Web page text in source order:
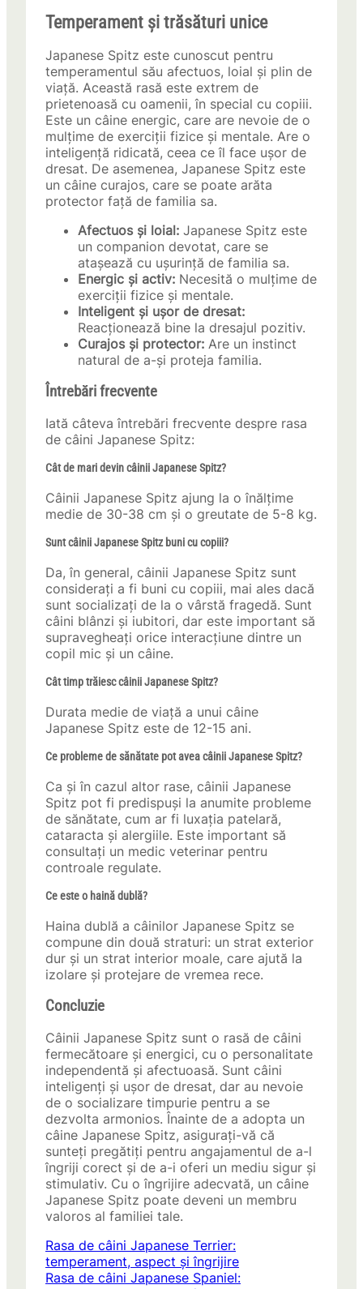
Temperament și trăsături unice
Japanese Spitz este cunoscut pentru
temperamentul său afectuos, loial și plin de
viață. Această rasă este extrem de
prietenoasă cu oamenii, în special cu copiii.
Este un câine energic, care are nevoie de o
mulțime de exerciții fizice și mentale. Are o
inteligență ridicată, ceea ce îl face ușor de
dresat. De asemenea, Japanese Spitz este
un câine curajos, care se poate arăta
protector față de familia sa.
Afectuos și loial: Japanese Spitz este
un companion devotat, care se
atașează cu ușurință de familia sa.
Energic și activ: Necesită o mulțime de
exerciții fizice și mentale.
Inteligent și ușor de dresat:
Reacționează bine la dresajul pozitiv.
Curajos și protector: Are un instinct
natural de a-și proteja familia.
Întrebări frecvente
Iată câteva întrebări frecvente despre rasa
de câini Japanese Spitz:
Cât de mari devin câinii Japanese Spitz?
Câinii Japanese Spitz ajung la o înălțime
medie de 30-38 cm și o greutate de 5-8 kg.
Sunt câinii Japanese Spitz buni cu copiii?
Da, în general, câinii Japanese Spitz sunt
considerați a fi buni cu copiii, mai ales dacă
sunt socializați de la o vârstă fragedă. Sunt
câini blânzi și iubitori, dar este important să
supravegheați orice interacțiune dintre un
copil mic și un câine.
Cât timp trăiesc câinii Japanese Spitz?
Durata medie de viață a unui câine
Japanese Spitz este de 12-15 ani.
Ce probleme de sănătate pot avea câinii Japanese Spitz?
Ca și în cazul altor rase, câinii Japanese
Spitz pot fi predispuși la anumite probleme
de sănătate, cum ar fi luxația patelară,
cataracta și alergiile. Este important să
consultați un medic veterinar pentru
controale regulate.
Ce este o haină dublă?
Haina dublă a câinilor Japanese Spitz se
compune din două straturi: un strat exterior
dur și un strat interior moale, care ajută la
izolare și protejare de vremea rece.
Concluzie
Câinii Japanese Spitz sunt o rasă de câini
fermecătoare și energici, cu o personalitate
independentă și afectuoasă. Sunt câini
inteligenți și ușor de dresat, dar au nevoie
de o socializare timpurie pentru a se
dezvolta armonios. Înainte de a adopta un
câine Japanese Spitz, asigurați-vă că
sunteți pregătiți pentru angajamentul de a-l
îngriji corect și de a-i oferi un mediu sigur și
stimulativ. Cu o îngrijire adecvată, un câine
Japanese Spitz poate deveni un membru
valoros al familiei tale.
Rasa de câini Japanese Terrier:
temperament, aspect și îngrijire
Rasa de câini Japanese Spaniel: